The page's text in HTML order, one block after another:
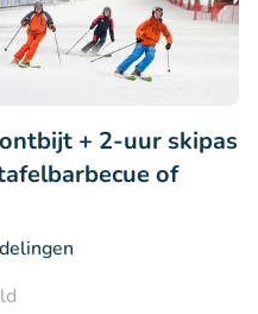
+ 2-uur skipas
of